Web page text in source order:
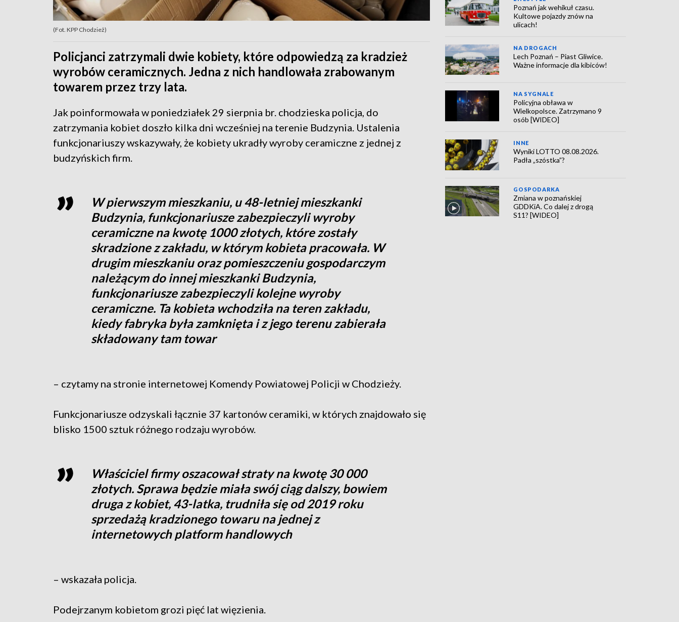
(Fot. KPP Chodzież)
Policjanci zatrzymali dwie kobiety, które odpowiedzą za kradzież
wyrobów ceramicznych. Jedna z nich handlowała zrabowanym
towarem przez trzy lata.
Jak poinformowała w poniedziałek 29 sierpnia br. chodzieska policja, do
zatrzymania kobiet doszło kilka dni wcześniej na terenie Budzynia. Ustalenia
funkcjonariuszy wskazywały, że kobiety ukradły wyroby ceramiczne z jednej z
budzyńskich firm.
W pierwszym mieszkaniu, u 48-letniej mieszkanki
Budzynia, funkcjonariusze zabezpieczyli wyroby
ceramiczne na kwotę 1000 złotych, które zostały
skradzione z zakładu, w którym kobieta pracowała. W
drugim mieszkaniu oraz pomieszczeniu gospodarczym
należącym do innej mieszkanki Budzynia,
funkcjonariusze zabezpieczyli kolejne wyroby
ceramiczne. Ta kobieta wchodziła na teren zakładu,
kiedy fabryka była zamknięta i z jego terenu zabierała
składowany tam towar
– czytamy na stronie internetowej Komendy Powiatowej Policji w Chodzieży.
Funkcjonariusze odzyskali łącznie 37 kartonów ceramiki, w których znajdowało się
blisko 1500 sztuk różnego rodzaju wyrobów.
Właściciel firmy oszacował straty na kwotę 30 000
złotych. Sprawa będzie miała swój ciąg dalszy, bowiem
druga z kobiet, 43-latka, trudniła się od 2019 roku
sprzedażą kradzionego towaru na jednej z
internetowych platform handlowych
– wskazała policja.
Podejrzanym kobietom grozi pięć lat więzienia.
Poznań jak wehikuł czasu.
Kultowe pojazdy znów na
ulicach!
NA DROGACH
Lech Poznań – Piast Gliwice.
Ważne informacje dla kibiców!
NA SYGNALE
Policyjna obława w
Wielkopolsce. Zatrzymano 9
osób [WIDEO]
INNE
Wyniki LOTTO 08.08.2026.
Padła „szóstka”?
GOSPODARKA
Zmiana w poznańskiej
GDDKiA. Co dalej z drogą
S11? [WIDEO]